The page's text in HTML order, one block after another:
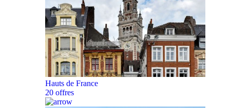
Hauts de France
20 offres